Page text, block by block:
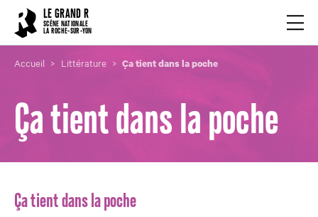
LE GRAND R
SCÈNE NATIONALE
LA ROCHE-SUR-YON
Accueil Littérature Ça tient dans la poche
Ça tient dans la poche
Ça tient dans la poche
Cookies management panel